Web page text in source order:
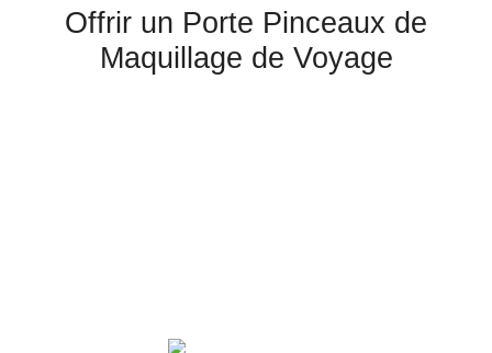
Offrir un Porte Pinceaux de
Maquillage de Voyage